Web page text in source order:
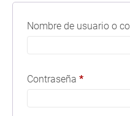
Nombre de usuario o
Contraseña *Obligatorio